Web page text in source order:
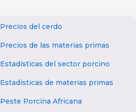
Precios del cerdo
Precios de las materias primas
Estadísticas del sector porcino
Estadísticas de materias primas
Peste Porcina Africana